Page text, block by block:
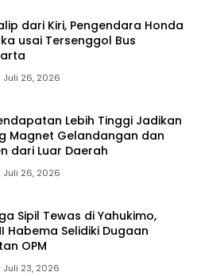
dari Kiri, Pengendara Honda
usai Tersenggol Bus
Juli 26, 2026
Lebih Tinggi Jadikan
Magnet Gelandangan dan
dari Luar Daerah
Juli 26, 2026
Sipil Tewas di Yahukimo,
Habema Selidiki Dugaan
OPM
Juli 23, 2026